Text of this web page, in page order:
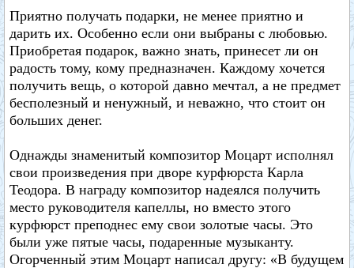
Приятно получать подарки, не менее приятно и
дарить их. Особенно если они выбраны с любовью.
Приобретая подарок, важно знать, принесет ли он
радость тому, кому предназначен. Каждому хочется
получить вещь, о которой давно мечтал, а не предмет
бесполезный и ненужный, и неважно, что стоит он
больших денег.
Однажды знаменитый композитор Моцарт исполнял
свои произведения при дворе курфюрста Карла
Теодора. В награду композитор надеялся получить
место руководителя капеллы, но вместо этого
курфюрст преподнес ему свои золотые часы. Это
были уже пятые часы, подаренные музыканту.
Огорченный этим Моцарт написал другу: «В будущем